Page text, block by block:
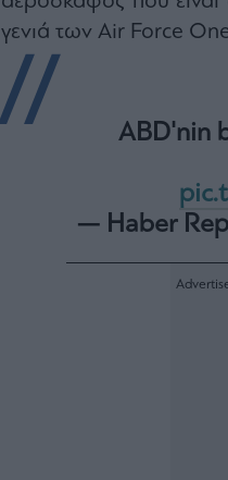
γενιά των Air Force
ABD'nin
— Haber